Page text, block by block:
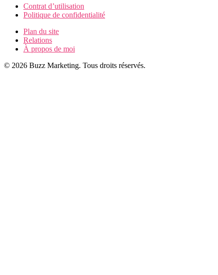
Contrat d’utilisation
Politique de confidentialité
Plan du site
Relations
À propos de moi
© 2026 Buzz Marketing. Tous droits réservés.